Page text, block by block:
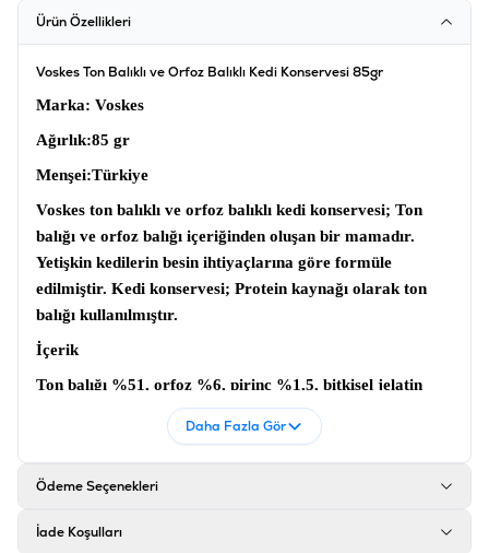
Ürün Özellikleri
Voskes Ton Balıklı ve Orfoz Balıklı Kedi Konservesi 85gr
Marka: Voskes
Ağırlık:85 gr
Menşei:Türkiye
Voskes ton balıklı ve orfoz balıklı kedi konservesi; Ton
balığı ve orfoz balığı içeriğinden oluşan bir mamadır.
Yetişkin kedilerin besin ihtiyaçlarına göre formüle
edilmiştir. Kedi konservesi; Protein kaynağı olarak ton
balığı kullanılmıştır.
İçerik
Ton balığı %51, orfoz %6, pirinç %1,5, bitkisel jelatin
Nem %85, ham protein %12,5, ham kül %0,8, ham yağ
Ürün Filtreleri
Daha Fazla Gör
Ödeme Seçenekleri
İade Koşulları